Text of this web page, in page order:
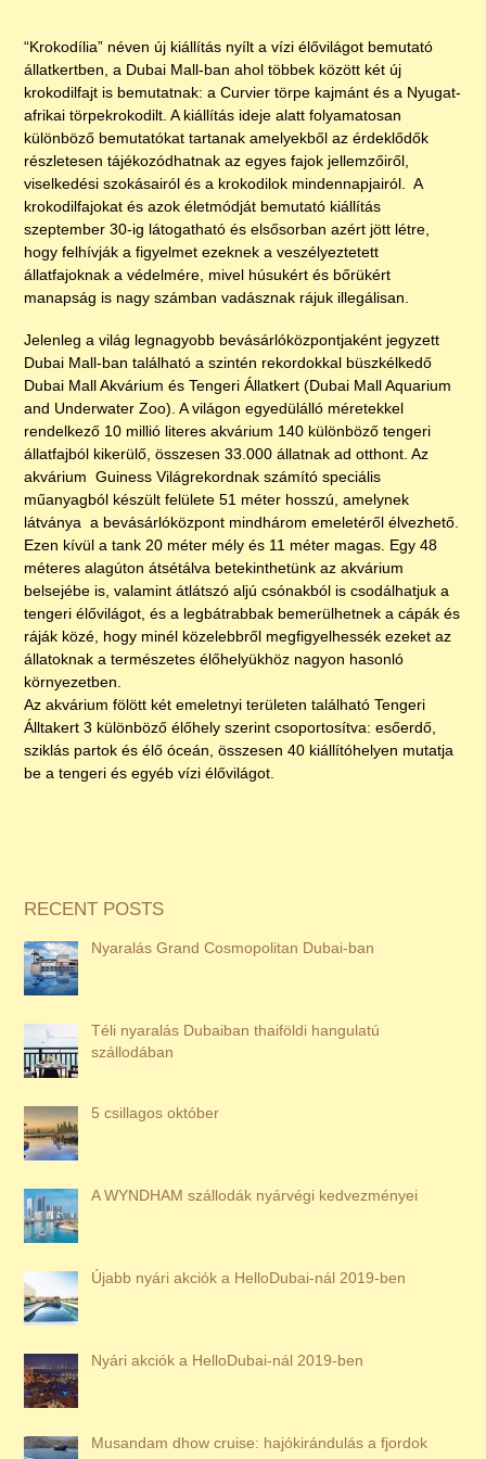
“Krokodília” néven új kiállítás nyílt a vízi élővilágot bemutató
állatkertben, a Dubai Mall-ban ahol többek között két új
krokodilfajt is bemutatnak: a Curvier törpe kajmánt és a Nyugat-
afrikai törpekrokodilt. A kiállítás ideje alatt folyamatosan
különböző bemutatókat tartanak amelyekből az érdeklődők
részletesen tájékozódhatnak az egyes fajok jellemzőiről,
viselkedési szokásairól és a krokodilok mindennapjairól. A
krokodilfajokat és azok életmódját bemutató kiállítás
szeptember 30-ig látogatható és elsősorban azért jött létre,
hogy felhívják a figyelmet ezeknek a veszélyeztetett
állatfajoknak a védelmére, mivel húsukért és bőrükért
manapság is nagy számban vadásznak rájuk illegálisan.
Jelenleg a világ legnagyobb bevásárlóközpontjaként jegyzett
Dubai Mall-ban található a szintén rekordokkal büszkélkedő
Dubai Mall Akvárium és Tengeri Állatkert (Dubai Mall Aquarium
and Underwater Zoo). A világon egyedülálló méretekkel
rendelkező 10 millió literes akvárium 140 különböző tengeri
állatfajból kikerülő, összesen 33.000 állatnak ad otthont. Az
akvárium Guiness Világrekordnak számító speciális
műanyagból készült felülete 51 méter hosszú, amelynek
látványa a bevásárlóközpont mindhárom emeletéről élvezhető.
Ezen kívül a tank 20 méter mély és 11 méter magas. Egy 48
méteres alagúton átsétálva betekinthetünk az akvárium
belsejébe is, valamint átlátszó aljú csónakból is csodálhatjuk a
tengeri élővilágot, és a legbátrabbak bemerülhetnek a cápák és
ráják közé, hogy minél közelebbről megfigyelhessék ezeket az
állatoknak a természetes élőhelyükhöz nagyon hasonló
környezetben.
Az akvárium fölött két emeletnyi területen található Tengeri
Álltakert 3 különböző élőhely szerint csoportosítva: esőerdő,
sziklás partok és élő óceán, összesen 40 kiállítóhelyen mutatja
be a tengeri és egyéb vízi élővilágot.
RECENT POSTS
Nyaralás Grand Cosmopolitan Dubai-ban
Téli nyaralás Dubaiban thaiföldi hangulatú
szállodában
5 csillagos október
A WYNDHAM szállodák nyárvégi kedvezményei
Újabb nyári akciók a HelloDubai-nál 2019-ben
Nyári akciók a HelloDubai-nál 2019-ben
Musandam dhow cruise: hajókirándulás a fjordok